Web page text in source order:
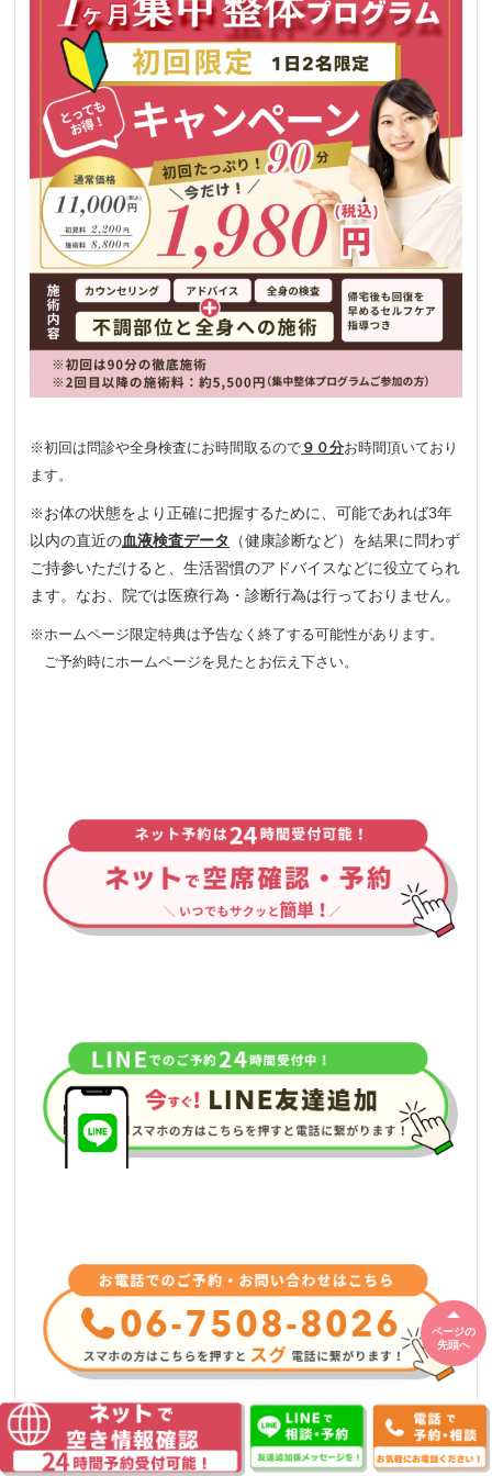
※初回は問診や全身検査にお時間取るので ９０分お時間頂いており
ます。
※ お体の状態をより正確に把握するために、可能であれば3年
以内の直近の血液検査データ
（健康診断など）を結果に問わず
ご持参いただけると、生活習慣のアドバイスなどに役立てられ
ます。なお、院では医療行為・診断行為は行っておりません。
※ホームページ限定特典は予告なく終了する可能性があります。
ご予約時にホームページを見たとお伝え下さい。
ページの
先頭へ